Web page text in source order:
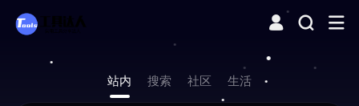
站内 搜索 社区 生活